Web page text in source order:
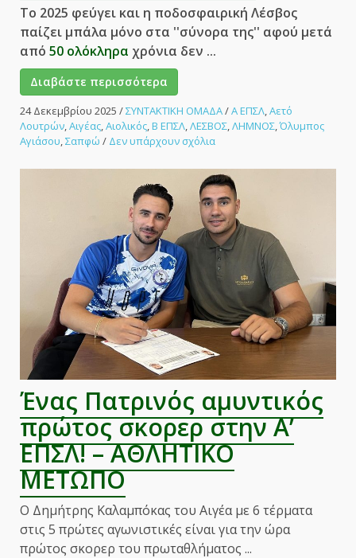
Το 2025 φεύγει και η ποδοσφαιρική Λέσβος
παίζει μπάλα μόνο στα ''σύνορα της'' αφού μετά
από 50 ολόκληρα χρόνια δεν ...
Διαβάστε περισσότερα
24 Δεκεμβρίου 2025 /ΣΥΝΤΑΚΤΙΚΗ ΟΜΑΔΑ/Α ΕΠΣΛ,Αετό
Λουτρών,Αιγέας,Αιολικός,Β ΕΠΣΛ,ΛΕΣΒΟΣ,ΛΗΜΝΟΣ,Όλυμπος
Αγιάσου,Σαπφώ / Δεν υπάρχουν σχόλιαστο
2025
στη
ποδοσφαιρική
Λέσβο!
–
ΑΘΛΗΤΙΚΟ
ΜΕΤΩΠΟ
Ένας Πατρινός αμυντικός
πρώτος σκορερ στην Α’
ΕΠΣΛ! – ΑΘΛΗΤΙΚΟ
ΜΕΤΩΠΟ
Ο Δημήτρης Καλαμπόκας του Αιγέα με 6 τέρματα
στις 5 πρώτες αγωνιστικές είναι για την ώρα
πρώτος σκορερ του πρωταθλήματος ...